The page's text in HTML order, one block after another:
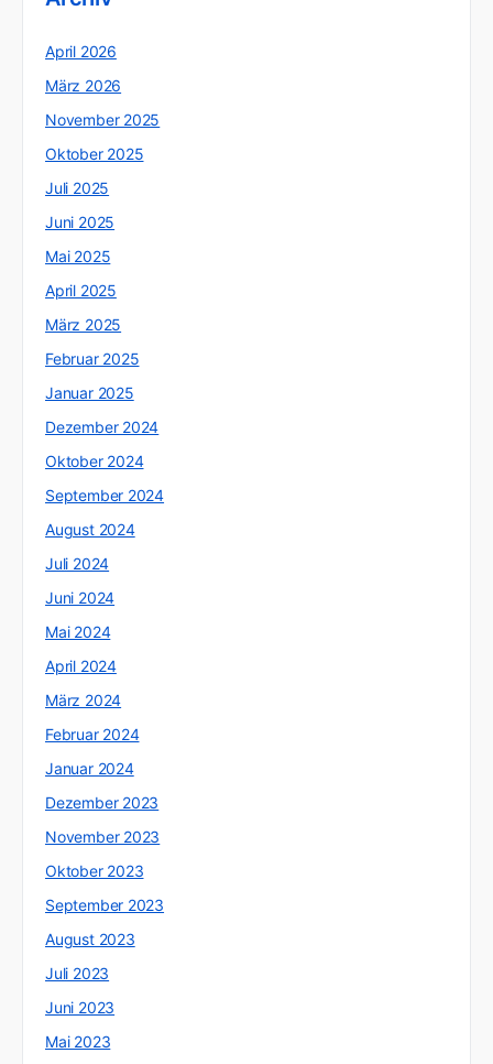
April 2026
März 2026
November 2025
Oktober 2025
Juli 2025
Juni 2025
Mai 2025
April 2025
März 2025
Februar 2025
Januar 2025
Dezember 2024
Oktober 2024
September 2024
August 2024
Juli 2024
Juni 2024
Mai 2024
April 2024
März 2024
Februar 2024
Januar 2024
Dezember 2023
November 2023
Oktober 2023
September 2023
August 2023
Juli 2023
Juni 2023
Mai 2023